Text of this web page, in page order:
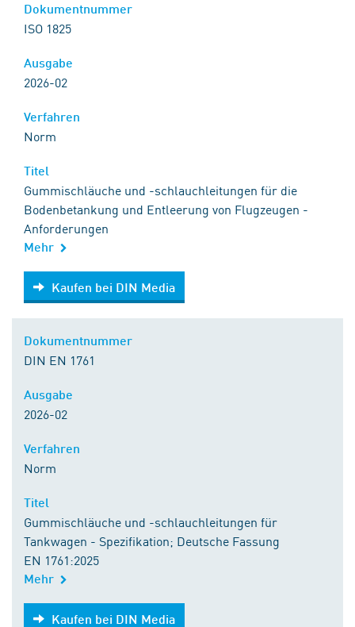
ISO 1825
2026-02
Norm
Gummischläuche und -schlauchleitungen für die
Bodenbetankung und Entleerung von Flugzeugen -
Anforderungen
Mehr
Kaufen bei DIN Media
Kaufen bei DIN Media
DIN EN 1761
2026-02
Norm
Gummischläuche und -schlauchleitungen für
Tankwagen - Spezifikation; Deutsche Fassung
EN 1761:2025
Mehr
Kaufen bei DIN Media
Kaufen bei DIN Media